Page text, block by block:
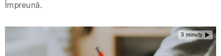
Împreună.
3 minuty